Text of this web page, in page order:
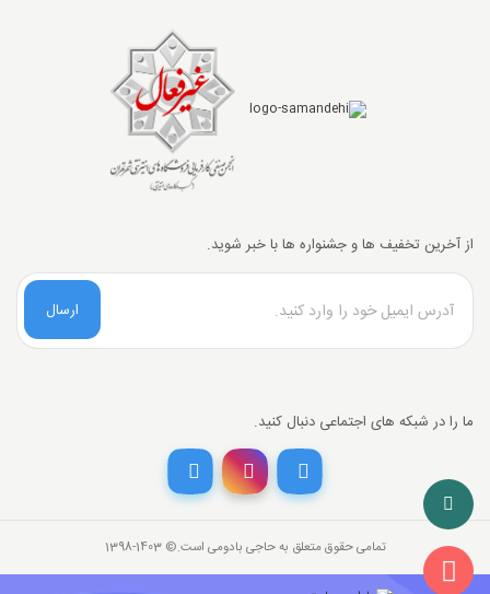
تخفیف خرید نقدی
با انتخاب درگاه پرداخت حاجی بادومی از 3% خرید نقدی تخفیف بگیرید.
قیمت جدید کالا
از آخرین تخفیف ها و جشنواره ها با خبر شوید.
ارسال
ما را در شبکه های اجتماعی دنبال کنید.
تمامی حقوق متعلق به حاجی بادومی است.©‏ 1398-1403